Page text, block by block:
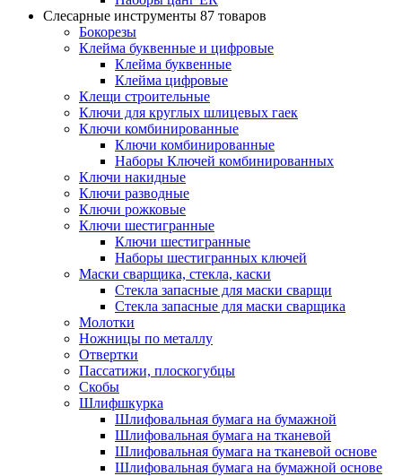
Слесарные инструменты 87 товаров
Бокорезы
Клейма буквенные и цифровые
Клейма буквенные
Клейма цифровые
Клещи строительные
Ключи для круглых шлицевых гаек
Ключи комбинированные
Ключи комбинированные
Наборы Ключей комбинированных
Ключи накидные
Ключи разводные
Ключи рожковые
Ключи шестигранные
Ключи шестигранные
Наборы шестигранных ключей
Маски сварщика, стекла, каски
Стекла запасные для маски сварщи
Стекла запасные для маски сварщика
Молотки
Ножницы по металлу
Отвертки
Пассатижи, плоскогубцы
Скобы
Шлифшкурка
Шлифовальная бумага на бумажной
Шлифовальная бумага на тканевой
Шлифовальная бумага на тканевой основе
Шлифовальная бумага на бумажной основе